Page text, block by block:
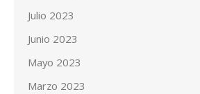
Julio 2023
Junio 2023
Mayo 2023
Marzo 2023